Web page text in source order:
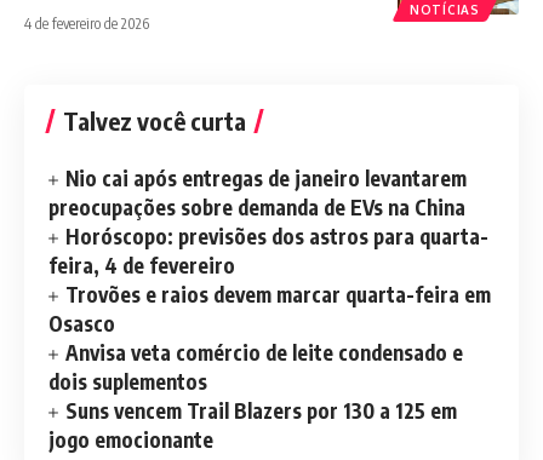
NOTÍCIAS
4 de fevereiro de 2026
Talvez você curta
Nio cai após entregas de janeiro levantarem
preocupações sobre demanda de EVs na China
Horóscopo: previsões dos astros para quarta-
feira, 4 de fevereiro
Trovões e raios devem marcar quarta-feira em
Osasco
Anvisa veta comércio de leite condensado e
dois suplementos
Suns vencem Trail Blazers por 130 a 125 em
jogo emocionante